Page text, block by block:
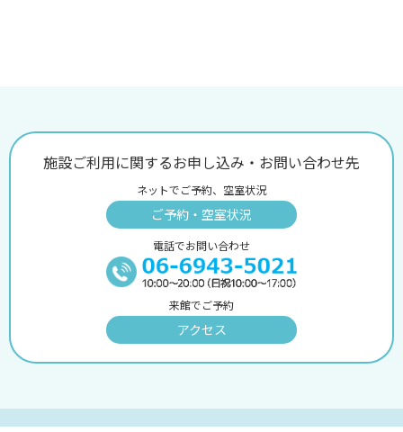
施設ご利用に関するお申し込み・お問い合わせ先
ネットでご予約、空室状況
ご予約・空室状況
電話でお問い合わせ
来館でご予約
アクセス